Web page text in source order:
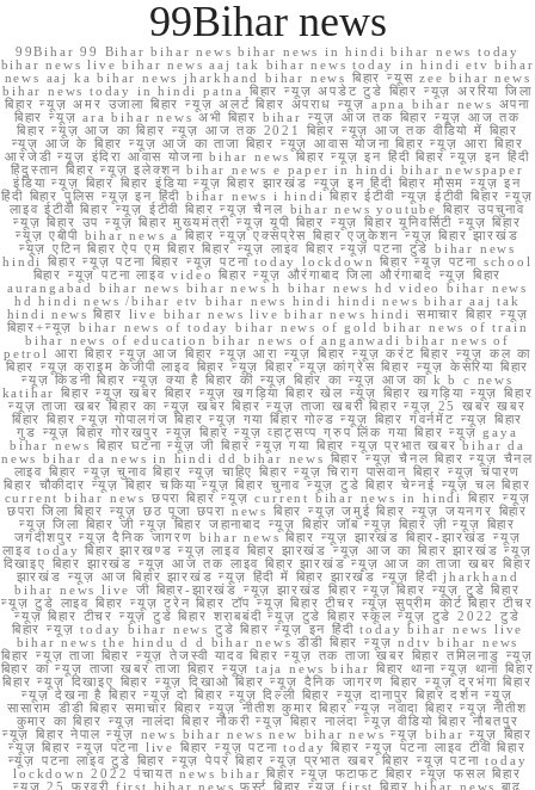
99Bihar news
99Bihar 99 Bihar bihar news bihar news in hindi bihar news today
bihar news live bihar news aaj tak bihar news today in hindi etv bihar
news aaj ka bihar news jharkhand bihar news बिहार न्यूस zee bihar news
bihar news today in hindi patna बिहार न्यूज़ अपडेट टुडे बिहार न्यूज़ अररिया जिला
बिहार न्यूज़ अमर उजाला बिहार न्यूज़ अलर्ट बिहार अपराध न्यूज़ apna bihar news अपना
बिहार न्यूज़ ara bihar news अभी बिहार bihar न्यूज़ आज तक बिहार न्यूज़ आज तक
बिहार न्यूज़ आज का बिहार न्यूज़ आज तक 2021 बिहार न्यूज़ आज तक वीडियो में बिहार
न्यूज़ आज के बिहार न्यूज़ आज का ताजा बिहार न्यूज़ आवास योजना बिहार न्यूज़ आरा बिहार
आरजेडी न्यूज़ इंदिरा आवास योजना bihar news बिहार न्यूज़ इन हिंदी बिहार न्यूज़ इन हिंदी
हिंदुस्तान बिहार न्यूज़ इलेक्शन bihar news e paper in hindi bihar newspaper
इंडिया न्यूज़ बिहार बिहार इंडिया न्यूज़ बिहार झारखंड न्यूज़ इन हिंदी बिहार मौसम न्यूज़ इन
हिंदी बिहार पुलिस न्यूज़ इन हिंदी bihar news i hindi बिहार ईटीवी न्यूज़ ईटीवी बिहार न्यूज़
लाइव ईटीवी बिहार न्यूज़ ईटीवी बिहार न्यूज़ चैनल bihar news youtube बिहार उपचुनाव
न्यूज़ बिहार उप न्यूज़ बिहार मुख्यमंत्री न्यूज़ यूपी बिहार न्यूज़ बिहार यूनिवर्सिटी न्यूज़ बिहार
न्यूज़ एबीपी bihar news a बिहार न्यूज़ एक्सप्रेस बिहार एजुकेशन न्यूज़ बिहार झारखंड
न्यूज़ एटिन बिहार ऐप एम बिहार बिहार न्यूज़ लाइव बिहार न्यूज़ पटना टुडे bihar news
hindi बिहार न्यूज़ पटना बिहार न्यूज़ पटना today lockdown बिहार न्यूज़ पटना school
बिहार न्यूज़ पटना लाइव video बिहार न्यूज़ औरंगाबाद जिला औरंगाबाद न्यूज़ बिहार
aurangabad bihar news bihar news h bihar news hd video bihar news
hd hindi news /bihar etv bihar news hindi hindi news bihar aaj tak
hindi news बिहार live bihar news live bihar news hindi समाचार बिहार न्यूज़
बिहार+न्यूज़ bihar news of today bihar news of gold bihar news of train
bihar news of education bihar news of anganwadi bihar news of
petrol आरा बिहार न्यूज़ आज बिहार न्यूज़ आरा न्यूज़ बिहार न्यूज़ करंट बिहार न्यूज़ कल का
बिहार न्यूज़ क्राइम केजीपी लाइव बिहार न्यूज़ बिहार न्यूज़ कांग्रेस बिहार न्यूज़ केसरिया बिहार
न्यूज़ किडनी बिहार न्यूज़ क्या है बिहार की न्यूज़ बिहार का न्यूज़ आज का k b c news
katihar बिहार न्यूज़ खबर बिहार न्यूज़ खगड़िया बिहार खेल न्यूज़ बिहार खगड़िया न्यूज़ बिहार
न्यूज़ ताजा खबर बिहार का न्यूज़ खबर बिहार न्यूज़ ताजा खबरी बिहार न्यूज़ 25 खबर खबर
बिहार बिहार न्यूज़ गोपालगंज बिहार न्यूज़ गया बिहार गोल्ड न्यूज़ बिहार गवर्नमेंट न्यूज़ बिहार
गुड न्यूज़ बिहार गोरखपुर न्यूज़ बिहार न्यूज़ व्हाट्सप्प ग्रुप लिंक गया बिहार न्यूज़ gaya
bihar news बिहार घटना न्यूज़ जी बिहार न्यूज़ गया बिहार न्यूज़ प्रभात खबर bihar da
news bihar da news in hindi dd bihar news बिहार न्यूज़ चैनल बिहार न्यूज़ चैनल
लाइव बिहार न्यूज़ चुनाव बिहार न्यूज़ चाहिए बिहार न्यूज़ चिराग पासवान बिहार न्यूज़ चंपारण
बिहार चौकीदार न्यूज़ बिहार चकिया न्यूज़ बिहार चुनाव न्यूज़ टुडे बिहार चेन्नई न्यूज़ चल बिहार
current bihar news छपरा बिहार न्यूज़ current bihar news in hindi बिहार न्यूज़
छपरा जिला बिहार न्यूज़ छठ पूजा छपरा news बिहार न्यूज़ जमुई बिहार न्यूज़ जयनगर बिहार
न्यूज़ जिला बिहार जी न्यूज़ बिहार जहानाबाद न्यूज़ बिहार जॉब न्यूज़ बिहार ज़ी न्यूज़ बिहार
जगदीशपुर न्यूज़ दैनिक जागरण bihar news बिहार न्यूज़ झारखंड बिहार-झारखंड न्यूज़
लाइव today बिहार झारखण्ड न्यूज़ लाइव बिहार झारखंड न्यूज़ आज का बिहार झारखंड न्यूज़
दिखाइए बिहार झारखंड न्यूज़ आज तक लाइव बिहार झारखंड न्यूज़ आज का ताजा खबर बिहार
झारखंड न्यूज़ आज बिहार झारखंड न्यूज़ हिंदी में बिहार झारखंड न्यूज़ हिंदी jharkhand
bihar news live जी बिहार-झारखंड न्यूज़ झारखंड बिहार न्यूज़ बिहार न्यूज़ टुडे बिहार
न्यूज़ टुडे लाइव बिहार न्यूज़ ट्रेन बिहार टॉप न्यूज़ बिहार टीचर न्यूज़ सुप्रीम कोर्ट बिहार टीचर
न्यूज़ बिहार टीचर न्यूज़ टुडे बिहार शराबबंदी न्यूज़ टुडे बिहार स्कूल न्यूज़ टुडे 2022 टुडे
बिहार न्यूज़ today bihar news टुडे बिहार न्यूज़ इन हिंदी today bihar news live
bihar news the hindu d d bihar news डीडी बिहार न्यूज़ ndtv bihar news
बिहार न्यूज़ ताजा बिहार न्यूज़ तेजस्वी यादव बिहार न्यूज़ तक ताजा खबर बिहार तमिलनाडु न्यूज़
बिहार का न्यूज़ ताजा खबर ताजा बिहार न्यूज़ taja news bihar बिहार थाना न्यूज़ थाना बिहार
बिहार न्यूज़ दिखाइए बिहार न्यूज़ दिखाओ बिहार न्यूज़ दैनिक जागरण बिहार न्यूज़ दरभंगा बिहार
न्यूज़ देखना है बिहार न्यूज़ दो बिहार न्यूज़ दिल्ली बिहार न्यूज़ दानापुर बिहार दर्शन न्यूज़
सासाराम डीडी बिहार समाचार बिहार न्यूज़ नीतीश कुमार बिहार न्यूज़ नवादा बिहार न्यूज़ नीतीश
कुमार का बिहार न्यूज़ नालंदा बिहार नौकरी न्यूज़ बिहार नालंदा न्यूज़ वीडियो बिहार नौबतपुर
न्यूज़ बिहार नेपाल न्यूज़ news bihar news new bihar news न्यूज़ bihar न्यूज़ बिहार
न्यूज़ बिहार न्यूज़ पटना live बिहार न्यूज़ पटना today बिहार न्यूज़ पटना लाइव टीवी बिहार
न्यूज़ पटना लाइव टुडे बिहार न्यूज़ पेपर बिहार न्यूज़ प्रभात खबर बिहार न्यूज़ पटना today
lockdown 2022 पंचायत news bihar बिहार न्यूज़ फटाफट बिहार न्यूज़ फसल बिहार
न्यूज़ 25 फरवरी first bihar news फर्स्ट बिहार न्यूज़ first बिहार bihar news बाढ़